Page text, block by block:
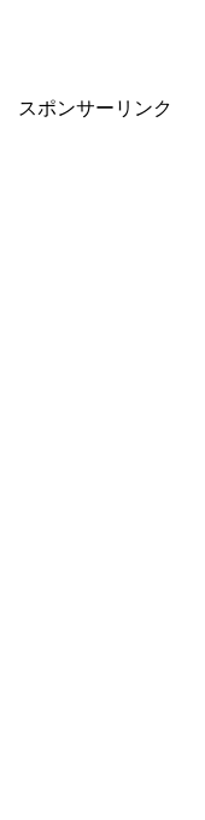
スポンサーリンク